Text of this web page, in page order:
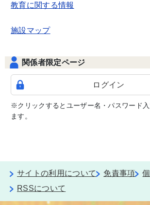
教育に関する情報
施設マップ
関係者限定ページ
ログイン
※クリックするとユーザー名・パスワード
ます。
サイトの利用について 免責事項
RSSについて